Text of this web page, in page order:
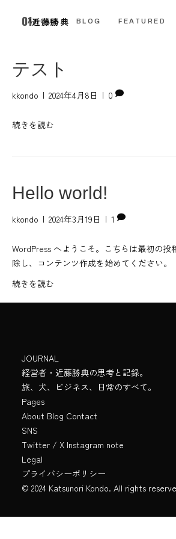
01近藤勝典
ABOUT BLOG FEATURED
CONTACT
kkondo が投稿
テスト
kkondo | 2024年4月8日 | 0
続きを読む
Hello world!
kkondo | 2024年3月19日 | 1
WordPress へようこそ。こちらは最初の投
除し、コンテンツ作成を始めてください。
続きを読む
JOURNAL
経営者・近藤勝典の思考と記録。
旅、犬、ビジネス、日常のすべて。
Pages
About Blog Contact
SNS
Twitter / X Instagram note
Legal
プライバシーポリシー
© 2024 Katsunori Kondo. All rights